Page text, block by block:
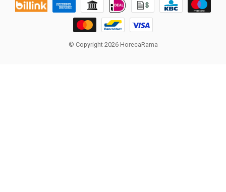
© Copyright 2026 HorecaRama